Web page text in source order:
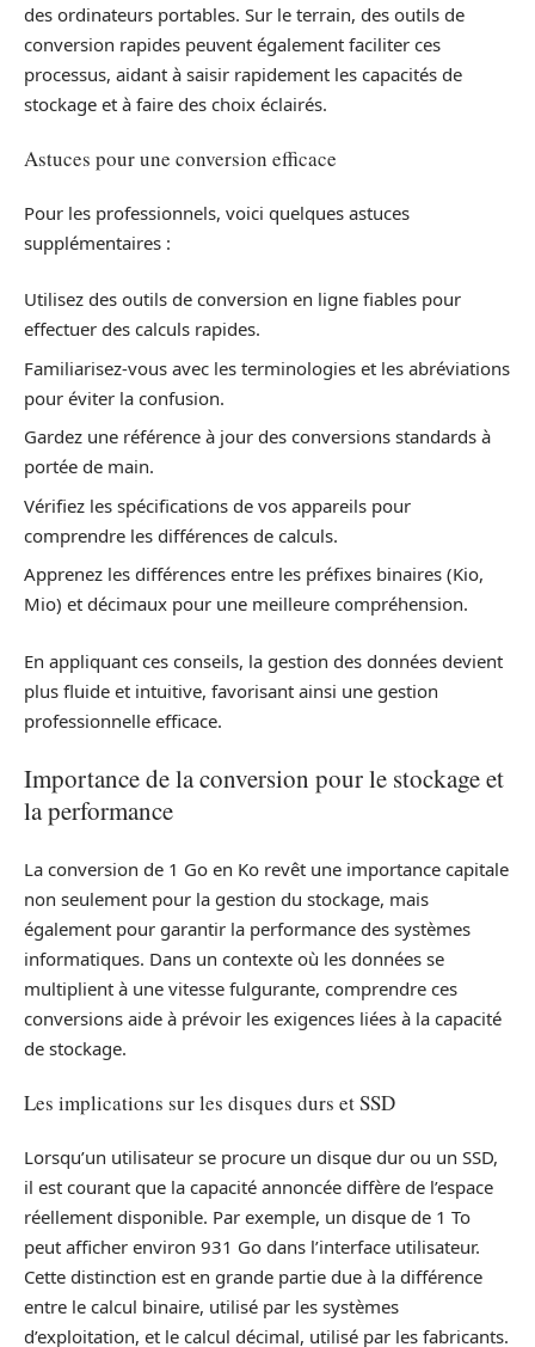
des ordinateurs portables. Sur le terrain, des outils de
conversion rapides peuvent également faciliter ces
processus, aidant à saisir rapidement les capacités de
stockage et à faire des choix éclairés.
Astuces pour une conversion efficace
Pour les professionnels, voici quelques astuces
supplémentaires :
Utilisez des outils de conversion en ligne fiables pour
effectuer des calculs rapides.
Familiarisez-vous avec les terminologies et les abréviations
pour éviter la confusion.
Gardez une référence à jour des conversions standards à
portée de main.
Vérifiez les spécifications de vos appareils pour
comprendre les différences de calculs.
Apprenez les différences entre les préfixes binaires (Kio,
Mio) et décimaux pour une meilleure compréhension.
En appliquant ces conseils, la gestion des données devient
plus fluide et intuitive, favorisant ainsi une gestion
professionnelle efficace.
Importance de la conversion pour le stockage et
la performance
La conversion de 1 Go en Ko revêt une importance capitale
non seulement pour la gestion du stockage, mais
également pour garantir la performance des systèmes
informatiques. Dans un contexte où les données se
multiplient à une vitesse fulgurante, comprendre ces
conversions aide à prévoir les exigences liées à la capacité
de stockage.
Les implications sur les disques durs et SSD
Lorsqu’un utilisateur se procure un disque dur ou un SSD,
il est courant que la capacité annoncée diffère de l’espace
réellement disponible. Par exemple, un disque de 1 To
peut afficher environ 931 Go dans l’interface utilisateur.
Cette distinction est en grande partie due à la différence
entre le calcul binaire, utilisé par les systèmes
d’exploitation, et le calcul décimal, utilisé par les fabricants.